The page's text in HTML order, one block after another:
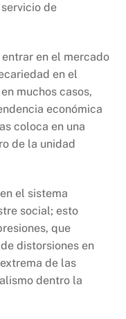
de
en el mercado
en el
muchos casos,
económica
coloca en una
de la unidad
el sistema
social; esto
que
distorsiones en
de las
dentro la